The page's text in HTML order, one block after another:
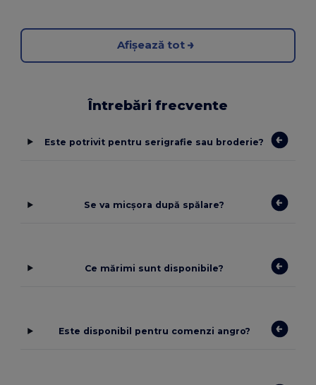
Afișează tot
Întrebări frecvente
Este potrivit pentru serigrafie sau broderie?
Se va micșora după spălare?
Ce mărimi sunt disponibile?
Este disponibil pentru comenzi angro?